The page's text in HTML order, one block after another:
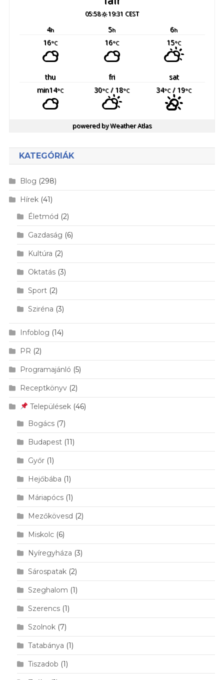
05:58 19:31 CEST
4h 5h 6h
16°C 16°C 15°C
thu fri
sat
min14°C 30°C/ 18°C 34°C/ 19°C
powered byWeather Atlas
KATEGÓRIÁK
Blog (298)
Hírek(41)
Életmód (2)
Gazdaság (6)
Kultúra (2)
Oktatás(3)
Sport(2)
Sziréna (3)
Infoblog (14)
PR (2)
Programajánló (5)
Receptkönyv(2)
Települések(46)
Bogács(7)
Budapest(11)
Győr(1)
Hejőbába (1)
Máriapócs(1)
Mezőkövesd (2)
Miskolc(6)
Nyíregyháza (3)
Sárospatak(2)
Szeghalom (1)
Szerencs(1)
Szolnok(7)
Tatabánya (1)
Tiszadob (1)